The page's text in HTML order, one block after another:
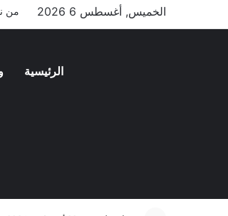
الخميس, أغسطس 6 2026 من
الرئيسية